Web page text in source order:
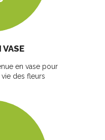
VASE
en vase pour
des fleurs